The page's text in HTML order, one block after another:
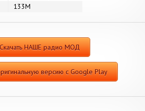
133M
НАШЕ радио МОД
версию с Google Play